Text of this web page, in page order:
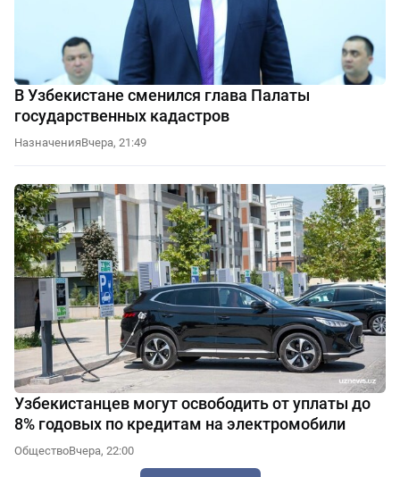
В Узбекистане сменился глава Палаты
государственных кадастров
НазначенияВчера, 21:49
Узбекистанцев могут освободить от уплаты до
8% годовых по кредитам на электромобили
ОбществоВчера, 22:00